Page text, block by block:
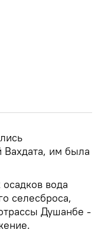
Вахдата, им была
вода
селесброса,
Душанбе -